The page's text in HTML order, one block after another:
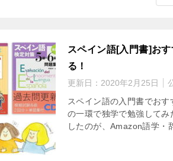
スペイン語[入門書]お
る！
更新日： 2020年2月25日
スペイン語の入門書でお
の一環で独学で勉強して
したのが、Amazon語学